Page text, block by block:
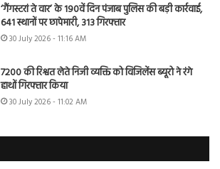
‘गैंगस्टरां ते वार’ के 190वें दिन पंजाब पुलिस की बड़ी कार्रवाई,
641 स्थानों पर छापेमारी, 313 गिरफ्तार
30 July 2026 - 11:16 AM
7200 की रिश्वत लेते निजी व्यक्ति को विजिलेंस ब्यूरो ने रंगे
हाथों गिरफ्तार किया
30 July 2026 - 11:02 AM